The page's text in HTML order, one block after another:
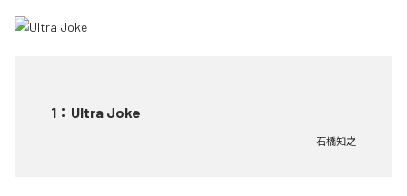
1 ： Ultra Joke
石橋知之